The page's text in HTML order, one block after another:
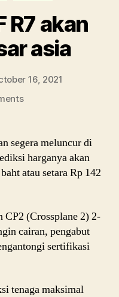
R7 akan
asia
16, 2021
on
akan
masuk
pasar
segera meluncur di
harganya akan
atau setara Rp 142
CP2 (Crossplane 2) 2-
cairan, pengabut
sertifikasi
tenaga maksimal